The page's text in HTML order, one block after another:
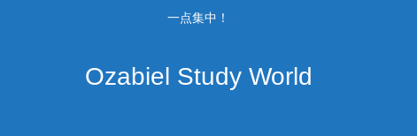
一点集中！
Ozabiel Study World